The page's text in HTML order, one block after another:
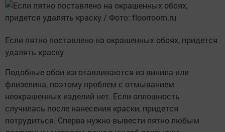
Если пятно поставлено на окрашенных обоях, придется
удалять краску
Подобные обои изготавливаются из винила или
флизелина, поэтому проблем с отмыванием
неокрашенных изделий нет. Если оплошность
случилась после нанесения краски, придется
потрудиться. Сперва нужно вывести пятно любым